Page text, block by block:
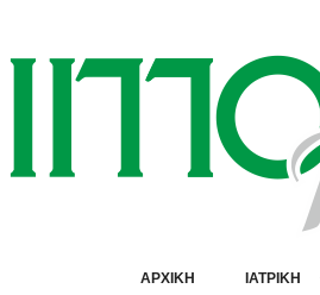
ΑΡΧΙΚΗ ΙΑΤΡΙΚΗ